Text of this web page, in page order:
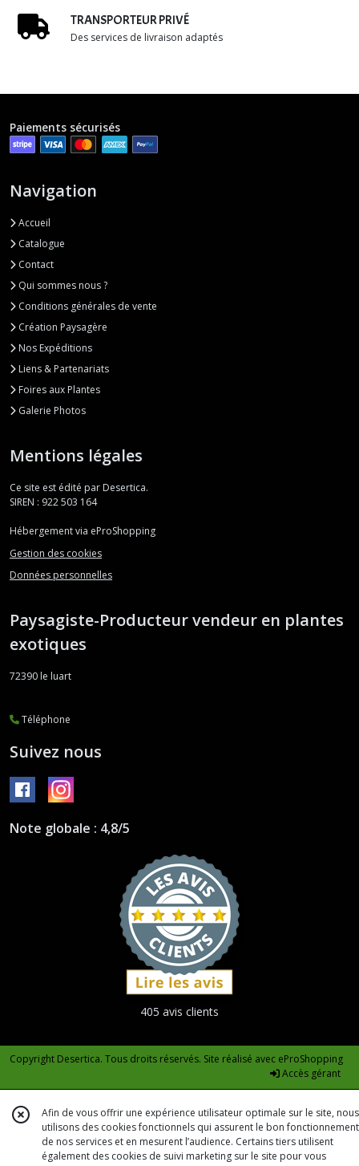
TRANSPORTEUR PRIVÉ
Des services de livraison adaptés
Paiements sécurisés
Navigation
Accueil
Catalogue
Contact
Qui sommes nous ?
Conditions générales de vente
Création Paysagère
Nos Expéditions
Liens & Partenariats
Foires aux Plantes
Galerie Photos
Mentions légales
Ce site est édité par Desertica.
SIREN : 922 503 164
Hébergement via eProShopping
Gestion des cookies
Données personnelles
Paysagiste-Producteur vendeur en plantes
exotiques
72390 le luart
Téléphone
Suivez nous
Note globale : 4,8/5
405 avis clients
Copyright Desertica. Tous droits réservés. Site réalisé avec eProShopping
Accès gérant
Afin de vous offrir une expérience utilisateur optimale sur le site, nous
utilisons des cookies fonctionnels qui assurent le bon fonctionnement
de nos services et en mesurent l’audience. Certains tiers utilisent
également des cookies de suivi marketing sur le site pour vous